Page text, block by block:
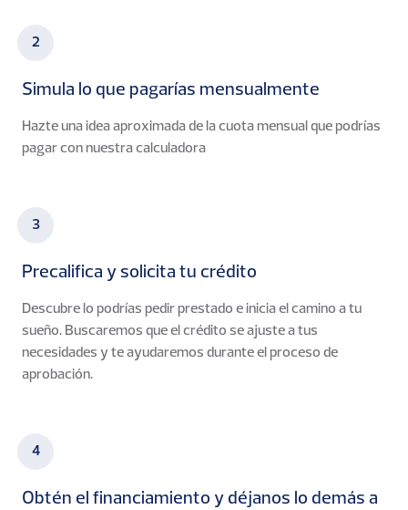
2
Simula lo que pagarías mensualmente
Hazte una idea aproximada de la cuota mensual que podrías
pagar con nuestra calculadora
3
Precalifica y solicita tu crédito
Descubre lo podrías pedir prestado e inicia el camino a tu
sueño. Buscaremos que el crédito se ajuste a tus
necesidades y te ayudaremos durante el proceso de
aprobación.
4
Obtén el financiamiento y déjanos lo demás a